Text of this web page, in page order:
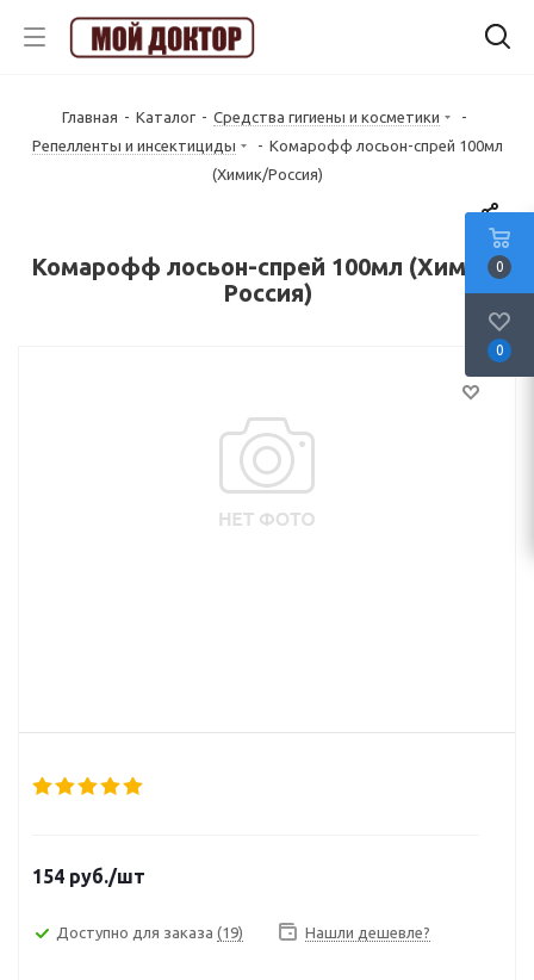
Главная - Каталог - Средства гигиены и косметики
-
Репелленты и инсектициды
- Комарофф лосьон-спрей 100мл
(Химик/Россия)
Комарофф лосьон-спрей 100мл (Химик/
Россия)
154 руб./шт
Доступно для заказа (19) Нашли дешевле?
0
0